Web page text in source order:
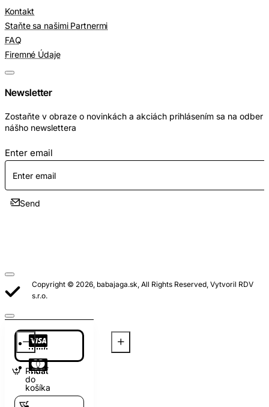
Pridať
do
košíka
Kontakt
Staňte sa našimi Partnermi
FAQ
Firemné Údaje
Newsletter
Zostaňte v obraze o novinkách a akciách prihlásením sa na odber
nášho newslettera
Enter email
Send
Copyright © 2026, babajaga.sk, All Rights Reserved, Vytvoril RDV
s.r.o.